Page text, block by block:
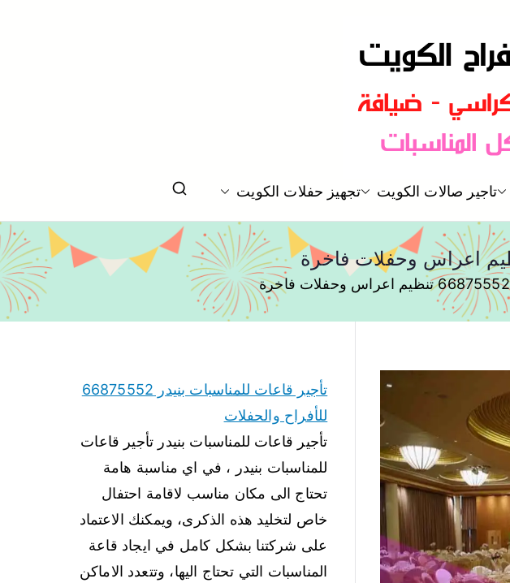
و مناسبات و زواج و تخرج بالكويت
تاجير صالات الكويت تجهيز حفلات الكويت
تأجير قاعات للمناسبات بنيدر 66875552
للأفراح والحفلات
تأجير قاعات للمناسبات بنيدر تأجير قاعات
للمناسبات بنيدر ، في اي مناسبة هامة
تحتاج الى مكان مناسب لاقامة احتفال
خاص لتخليد هذه الذكرى، ويمكنك الاعتماد
على شركتنا بشكل كامل في ايجاد قاعة
المناسبات التي تحتاج اليها، وتتعدد الاماكن